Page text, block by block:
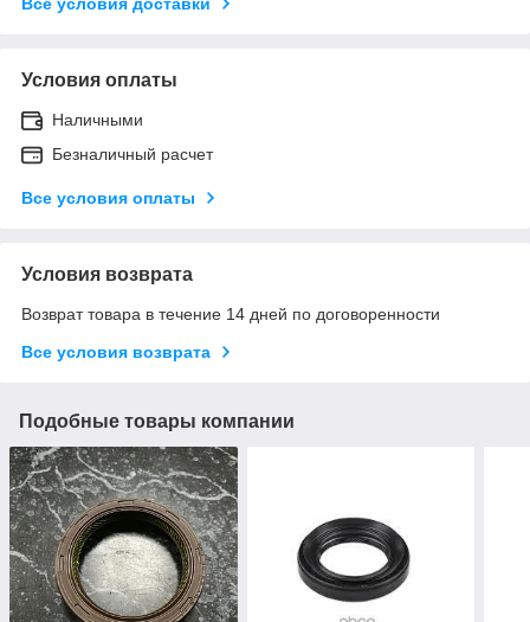
Условия оплаты
Наличными
Безналичный расчет
Все условия оплаты
Условия возврата
Возврат товара в течение 14 дней по договоренности
Все условия возврата
Подобные товары компании